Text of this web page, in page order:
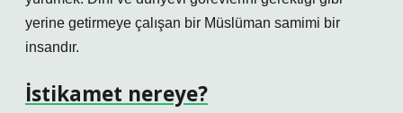
yerine getirmeye çalışan bir Müslüman samimi bir
insandır.
İstikamet nereye?